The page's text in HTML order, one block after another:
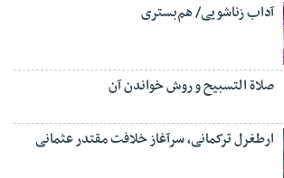
آداب زناشویی/ هم‌بستری
صلاة التسبيح و روش خواندن آن
ارطغرل ترکمانی، سرآغاز خلافت مقتدر عثمانی